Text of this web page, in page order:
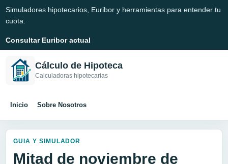
Simuladores hipotecarios, Euribor y herramientas para entender tu
cuota.
Consultar Euribor actual
Cálculo de Hipoteca
Calculadoras hipotecarias
Inicio Sobre Nosotros
GUIA Y SIMULADOR
Mitad de noviembre de